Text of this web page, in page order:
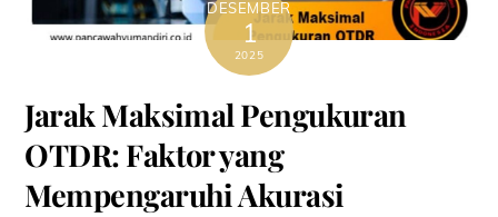
DESEMBER
1
2025
Jarak Maksimal Pengukuran
OTDR: Faktor yang
Mempengaruhi Akurasi